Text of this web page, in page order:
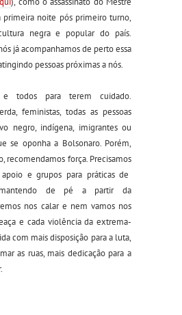
primeira noite pós primeiro turno,
negra e popular do país.
jáacompanhamosde perto essa
pessoas próximas a nós.
e todos para terem cuidado.
feministas, todas as pessoas
negro, indígena, imigrantes ou
se oponha a Bolsonaro. Porém,
recomendamos força. Precisamos
apoio egrupos para práticas de
mantendo de pé a partir da
nos calare nem vamos nos
e cada violência da extrema-
com mais disposição para a luta,
as ruas, mais dedicação para a